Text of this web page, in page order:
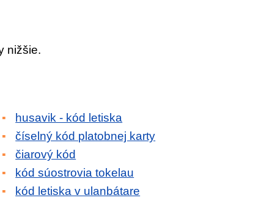
nižšie.
husavik - kód letiska
číselný kód platobnej karty
čiarový kód
kód súostrovia tokelau
kód letiska v ulanbátare